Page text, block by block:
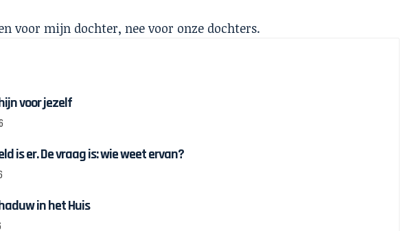
voor mijn dochter, nee voor onze dochters.
voor jezelf
is er. De vraag is: wie weet ervan?
in het Huis